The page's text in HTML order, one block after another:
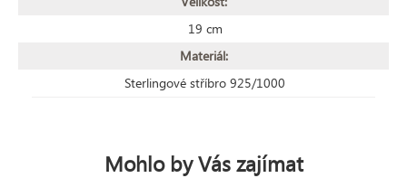
19 cm
Materiál:
Sterlingové stříbro 925/1000
Mohlo by Vás zajímat